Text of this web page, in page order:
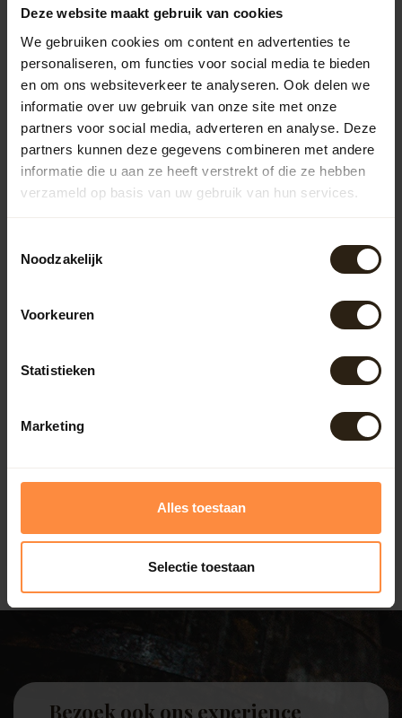
Deze website maakt gebruik van cookies
We gebruiken cookies om content en advertenties te
personaliseren, om functies voor social media te bieden
en om ons websiteverkeer te analyseren. Ook delen we
informatie over uw gebruik van onze site met onze
partners voor social media, adverteren en analyse. Deze
partners kunnen deze gegevens combineren met andere
informatie die u aan ze heeft verstrekt of die ze hebben
verzameld op basis van uw gebruik van hun services.
Noodzakelijk
Voorkeuren
Statistieken
Marketing
Alles toestaan
Selectie toestaan
Kunststof regentonnen zijn lichtgewicht en
onderhoudsvriendelijk, maar missen vaak de charme van
natuurlijke materialen.
Houten regentonnen
De houten regentonnen van Barrel Atelier zijn vervaardigd
uit gerecyclede wijn-, whisky- of portvaten. Ze
combineren functionaliteit met een robuuste uitstraling
en voegen een uniek element toe aan je tuin. Dankzij het
gebruik van hoogwaardige materialen zijn ze duurzaam en
Barrel Atelier biedt ook zinken regentonnen aan die
roestbestendigheid. Ze hebben een tijdloos design dat
zowel in klassieke als moderne tuinen past. Bovendien zijn
straling.
Voor extra gebruiksgemak zijn er regentonnen uitgerust
met een pomp of kraan. Hiermee kun je eenvoudig een
Heeze-Leende van belang is.
Bezoek ook ons experience